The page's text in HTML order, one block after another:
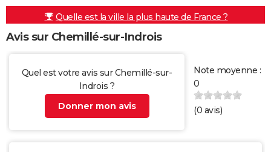
Quelle est la ville la plus haute de France ?
Avis sur Chemillé-sur-Indrois
Quel est votre avis sur Chemillé-sur-
Indrois ?
Donner mon avis
Note moyenne :
0
(0 avis)